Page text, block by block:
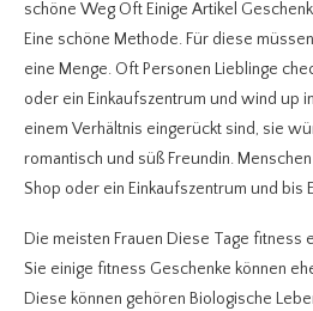
schöne Weg Oft Einige Artikel
Eine schöne Methode. Für diese
eine Menge. Oft Personen Lieblinge
oder ein Einkaufszentrum und wind up
einem Verhältnis eingerückt sind, sie
romantisch und süß Freundin.
Shop oder ein Einkaufszentrum und bis
Die meisten Frauen Diese Tage fitness
Sie einige fitness Geschenke können
Diese können gehören Biologische